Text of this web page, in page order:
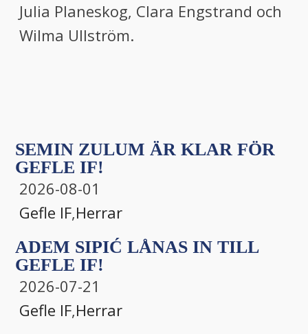
Julia Planeskog, Clara Engstrand och
Wilma Ullström.
SEMIN ZULUM ÄR KLAR FÖR
GEFLE IF!
2026-08-01
Gefle IF,Herrar
ADEM SIPIĆ LÅNAS IN TILL
GEFLE IF!
2026-07-21
Gefle IF,Herrar